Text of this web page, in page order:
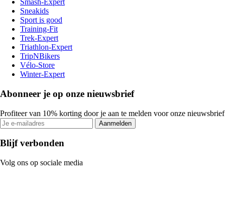
Smash-Expert
Sneakids
Sport is good
Training-Fit
Trek-Expert
Triathlon-Expert
TripNBikers
Vélo-Store
Winter-Expert
Abonneer je op onze nieuwsbrief
Profiteer van 10% korting door je aan te melden voor onze nieuwsbrief
Aanmelden
Blijf verbonden
Volg ons op sociale media